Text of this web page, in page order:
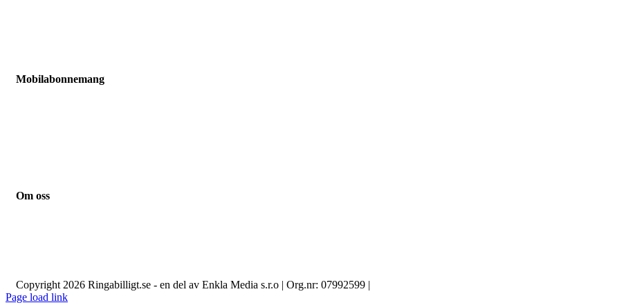
Mobilabonnemang
Om oss
Copyright 2026 Ringabilligt.se - en del av Enkla Media s.r.o | Org.nr: 07992599 |
Page load link